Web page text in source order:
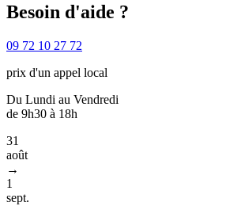
Besoin d'aide ?
09 72 10 27 72
prix d'un appel local
Du Lundi au Vendredi
de 9h30 à 18h
31
août
→
1
sept.